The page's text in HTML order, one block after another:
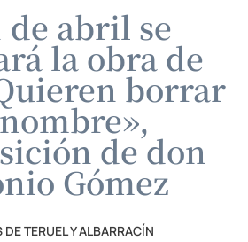
de abril se
la obra de
borrar
de don
Gómez
DE TERUEL Y ALBARRACÍN